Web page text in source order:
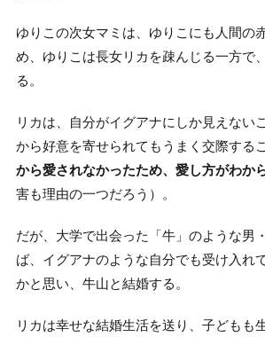
ゆりこの次女マミは、ゆりこにも人間の
め、ゆりこは長女リカを疎んじる一方で
る。
リカは、自分がイグアナにしか見えない
から好意を寄せられてもうまく交際する
から愛されなかったため、愛し方がわか
害も理由の一つだろう）。
だが、大学で出会った「牛」のような男
ば、イグアナのような自分でも受け入れ
かと思い、牛山と結婚する。
リカは幸せな結婚生活を送り、子どもも